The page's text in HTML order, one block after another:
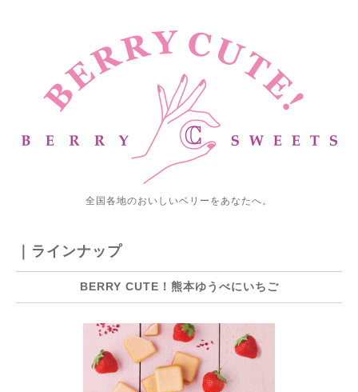
全国各地のおいしいベリーをあなたへ。
｜ラインナップ
BERRY CUTE！熊本ゆうべにいちご